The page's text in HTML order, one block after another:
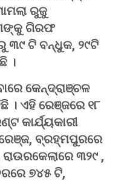
ରୁଜୁ
ଗିରଫ
୩୯ ଟି ବନ୍ଧୁକ, ୨୯ଟି
।
କେନ୍ଦ୍ରାଞ୍ଚଳ
। ଏହି ରେଞ୍ଜରେ ୧୮
କାର୍ଯ୍ୟକାରୀ
ବ୍ରହ୍ମପୁରରେ
୩୨୯ ,
୭୪୫ ଟି,